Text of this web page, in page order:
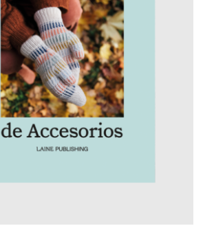
AÑADIR AL CARRITO
/